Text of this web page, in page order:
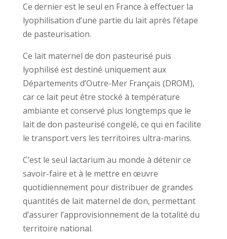
Ce dernier est le seul en France à effectuer la
lyophilisation d’une partie du lait après l’étape
de pasteurisation.
Ce lait maternel de don pasteurisé puis
lyophilisé est destiné uniquement aux
Départements d’Outre-Mer Français (DROM),
car ce lait peut être stocké à température
ambiante et conservé plus longtemps que le
lait de don pasteurisé congelé, ce qui en facilite
le transport vers les territoires ultra-marins.
C’est le seul lactarium au monde à détenir ce
savoir-faire et à le mettre en œuvre
quotidiennement pour distribuer de grandes
quantités de lait maternel de don, permettant
d’assurer l’approvisionnement de la totalité du
territoire national.